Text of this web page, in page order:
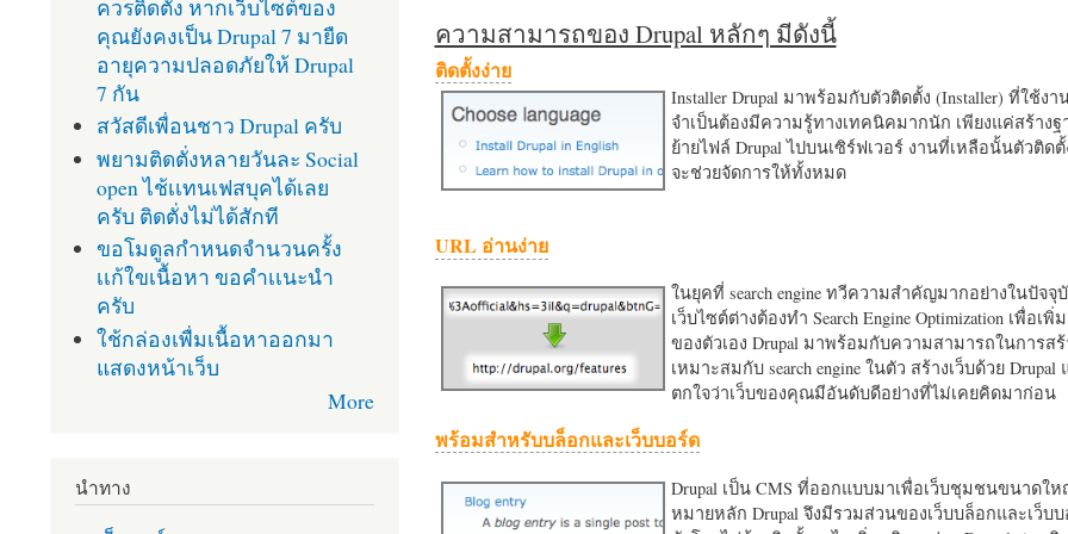
ความสามารถของ Drupal หลักๆ มีดังนี้
ติดตั้งง่าย
Installer Drupal มาพร้อมกับตัวติดตั้ง (Installer) ที่ใช้งา
จำเป็นต้องมีความรู้ทางเทคนิคมากนัก เพียงแค่สร้าง
ย้ายไฟล์ Drupal ไปบนเซิร์ฟเวอร์ งานที่เหลือนั้นตัวติดตั้
จะช่วยจัดการให้ทั้งหมด
URL อ่านง่าย
ในยุคที่ search engine ทวีความสำคัญมากอย่างในปัจจุ
เว็บไซต์ต่างต้องทำ Search Engine Optimization เพื่อเ
ของตัวเอง Drupal มาพร้อมกับความสามารถในการส
เหมาะสมกับ search engine ในตัว สร้างเว็บด้วย
ตกใจว่าเว็บของคุณมีอันดับดีอย่างที่ไม่เคยคิดมาก่อน
พร้อมสำหรับบล็อกและเว็บบอร์ด
Drupal เป็น CMS ที่ออกแบบมาเพื่อเว็บชุมชนขนาดให
หมายหลัก Drupal จึงมีรวมส่วนของเว็บบล็อกและเว็บ
ควรติดตั้ง หากเว็บไซต์ของ
คุณยังคงเป็น Drupal 7 มายืด
อายุความปลอดภัยให้ Drupal
7 กัน
สวัสดีเพื่อนชาว Drupal ครับ
พยามติดตั่งหลายวันละ Social
open ไช้เเทนเฟสบุคได้เลย
ครับ ติดตั่งไม่ได้สักที
ขอโมดูลกำหนดจำนวนครั้ง
เเก้ใขเนื้อหา ขอคำเเนะนำ
ครับ
ใช้กล่องเพื่มเนื้อหาออกมา
แสดงหน้าเว็บ
More
นำทาง